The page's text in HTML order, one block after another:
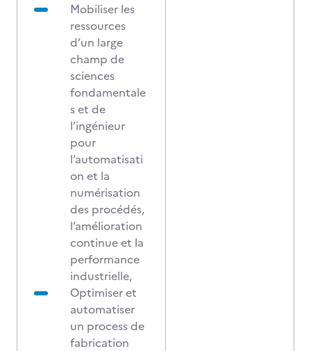
Mobiliser les
ressources
d’un large
champ de
sciences
fondamentale
s et de
l’ingénieur
pour
l’automatisati
on et la
numérisation
des procédés,
l’amélioration
continue et la
performance
industrielle,
Optimiser et
automatiser
un process de
fabrication